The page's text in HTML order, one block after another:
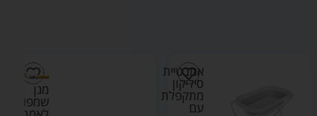
אמבטיית
סיליקון
מתקפלת שמפו